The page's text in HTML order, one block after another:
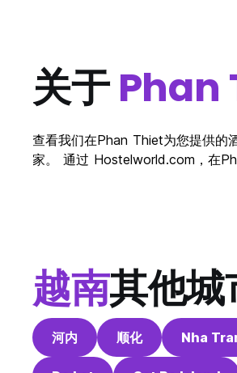
关于Phan
查看我们在Phan Thiet为您提供的
家。 通过 Hostelworld.com，在
越南其他城
河内 顺化 Nha